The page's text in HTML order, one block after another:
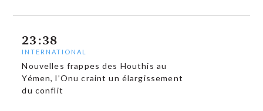
23:38
INTERNATIONAL
Nouvelles frappes des Houthis au
Yémen, l’Onu craint un élargissement
du conflit